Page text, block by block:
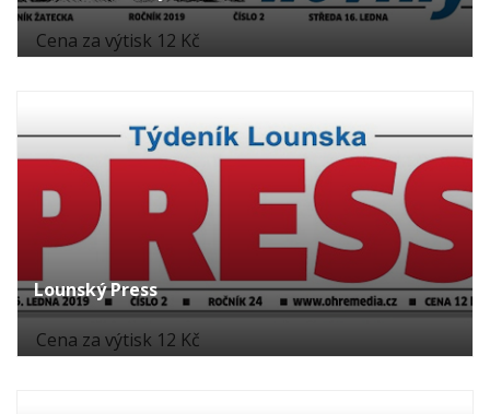
Cena za výtisk 12 Kč
Lounský Press
Cena za výtisk 12 Kč